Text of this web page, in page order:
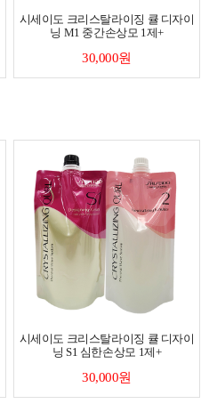
시세이도 크리스탈라이징 큘 디자이
닝 M1 중간손상모 1제+
30,000원
시세이도 크리스탈라이징 큘 디자이
닝 S1 심한손상모 1제+
30,000원